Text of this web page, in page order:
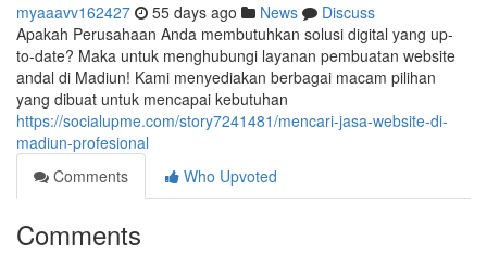
myaaavv162427 55 days ago News
Discuss
Apakah Perusahaan Anda membutuhkan solusi digital yang up-
to-date? Maka untuk menghubungi layanan pembuatan website
andal di Madiun! Kami menyediakan berbagai macam pilihan
yang dibuat untuk mencapai kebutuhan
https://socialupme.com/story7241481/mencari-jasa-website-di-
madiun-profesional
Comments
Who Upvoted
Comments